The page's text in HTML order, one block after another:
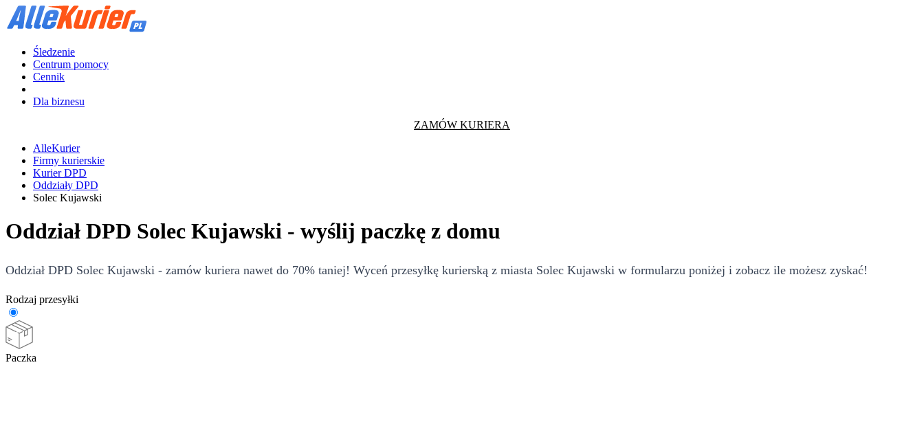
Śledzenie
Centrum pomocy
Cennik
Dla biznesu
ZAMÓW KURIERA
AlleKurier
Firmy kurierskie
Kurier DPD
Oddziały DPD
Solec Kujawski
Oddział DPD Solec Kujawski - wyślij paczkę z domu
Oddział DPD Solec Kujawski - zamów kuriera nawet do 70% taniej! Wyceń przesyłkę kurierską z miasta Solec Kujawski w formularzu poniżej i zobacz ile możesz zyskać!
Rodzaj przesyłki
Paczka